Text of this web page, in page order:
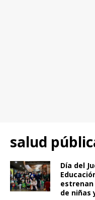
salud
Día del
de niñas